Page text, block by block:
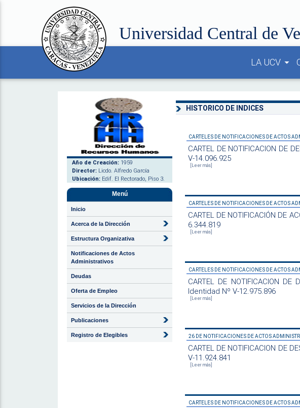
Universidad Central de
LA UCV arrow_drop_down
Año de Creación: 1959
Director: Licdo. Alfredo García
Ubicación: Edif. El Rectorado, Piso 3.
Menú
Inicio
Acerca de la Dirección
Estructura Organizativa
Notificaciones de Actos
Administrativos
Deudas
Oferta de Empleo
Servicios de la Dirección
Publicaciones
Registro de Elegibles
HISTORICO DE INDICES
CARTELES DE NOTIFICACIONES DE ACTOS
CARTEL DE NOTIFICACION
V-14.096.925
[Leer más]
CARTELES DE NOTIFICACIONES DE ACTOS
CARTEL DE NOTIFICACIÓN DE
6.344.819
[Leer más]
CARTELES DE NOTIFICACIONES DE ACTOS
CARTEL DE NOTIFICACION
Identidad Nº V-12.975.896
[Leer más]
26 DE NOTIFICACIONES DE ACTOS
CARTEL DE NOTIFICACION DE
V-11.924.841
[Leer más]
CARTELES DE NOTIFICACIONES DE ACTOS